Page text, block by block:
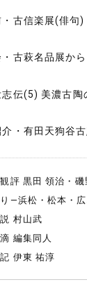
古信楽展(俳句)
・古萩名品展か
志伝(5) 美濃古陶
介・有田天狗谷
評 黒田 領治・磯
―浜松・松本・
村山武
編集同人
伊東 祐淳